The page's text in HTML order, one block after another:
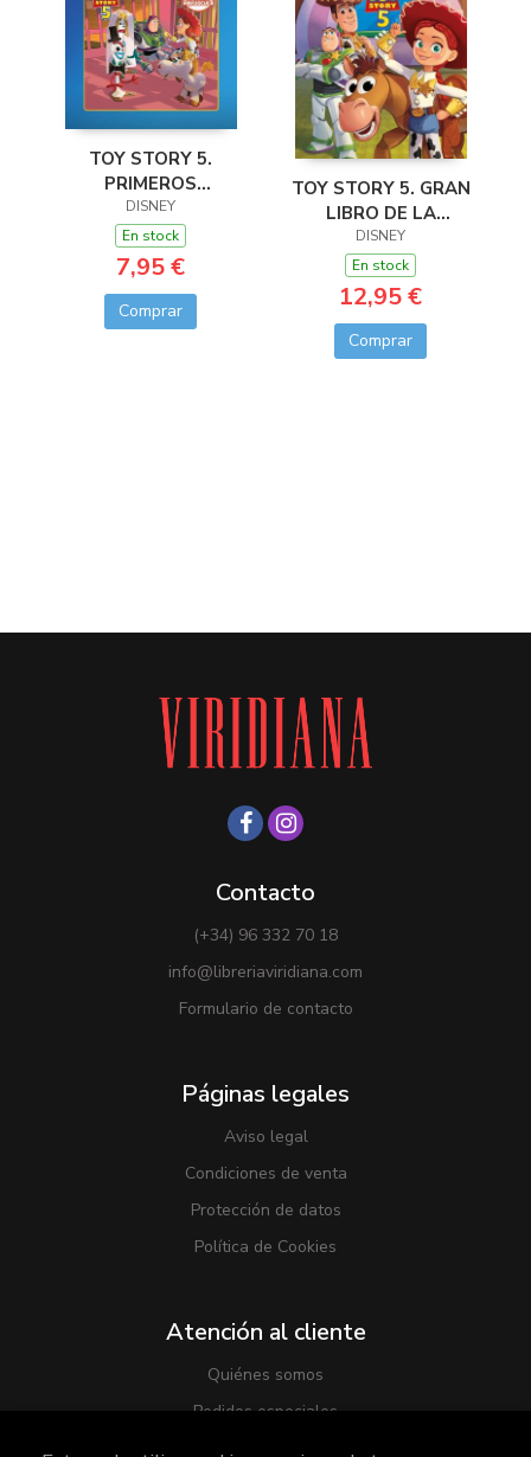
TOY STORY 5.
PRIMEROS
LECTORES EN
LETRA MAYUSCULA
DISNEY
En stock
7,95 €
Comprar
TOY STORY 5. GRAN
LIBRO DE LA
PELICULA
DISNEY
En stock
12,95 €
Comprar
Contacto
(+34) 96 332 70 18
info@libreriaviridiana.com
Formulario de contacto
Páginas legales
Aviso legal
Condiciones de venta
Protección de datos
Política de Cookies
Atención al cliente
Quiénes somos
Pedidos especiales